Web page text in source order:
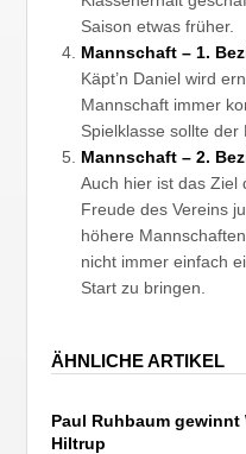
Saison etwas früher.
Mannschaft – 1.
Käpt’n Daniel wird
Mannschaft immer
Spielklasse sollte der
Mannschaft – 2.
Auch hier ist das Ziel
Freude des Vereins
höhere
nicht immer einfach
Start zu bringen.
ÄHNLICHE ARTIKEL
Paul Ruhbaum
Hiltrup